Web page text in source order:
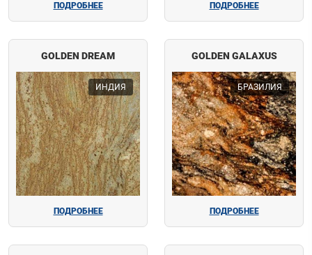
ПОДРОБНЕЕ ПОДРОБНЕЕ
GOLDEN DREAM
ИНДИЯ
ПОДРОБНЕЕ
GOLDEN GALAXUS
БРАЗИЛИЯ
ПОДРОБНЕЕ